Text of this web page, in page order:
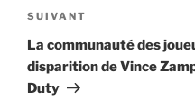
Article
suivant
SUIVANT
La communauté des
disparition de Vince
Duty